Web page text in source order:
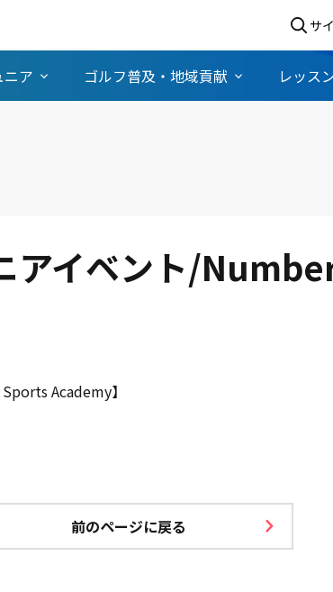
サ
ニア ゴルフ普及・地域貢献 レッス
アイベント/
前のページに戻る